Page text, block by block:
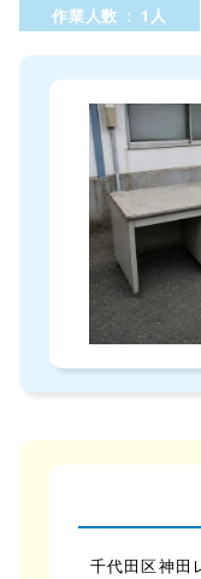
作業人数 : 1人
千代田区神田